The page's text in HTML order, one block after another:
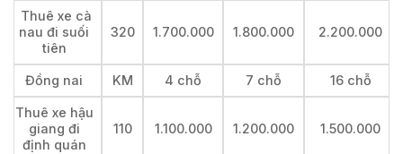
Thuê xe cà
nau đi suối
tiên
320 1.700.000 1.800.000 2.200.000
Đồng nai KM 4 chỗ 7 chỗ 16 chỗ
Thuê xe hậu
giang đi
định quán
110 1.100.000 1.200.000 1.500.000